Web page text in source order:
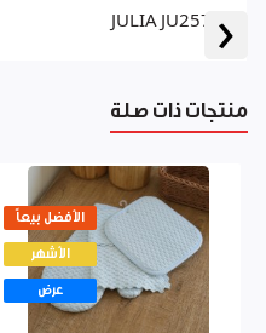
‹
JULIA JU2578
منتجات ذات صلة
الأفضل بيعاً
الأشهر
عرض